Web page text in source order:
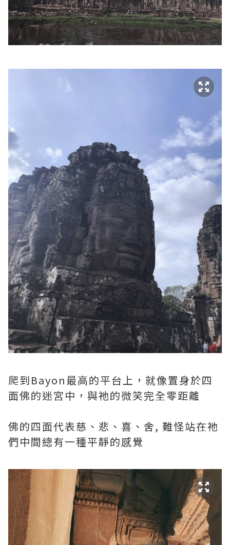
爬到Bayon最高的平台上，就像置身於四
面佛的迷宮中，與祂的微笑完全零距離
佛的四面代表慈、悲、喜、舍, 難怪站在祂
們中間總有一種平靜的感覺